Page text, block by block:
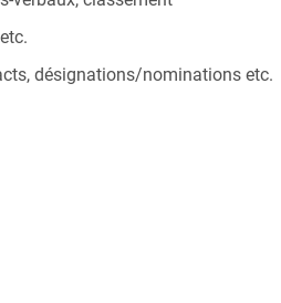
désignations/nominations etc.